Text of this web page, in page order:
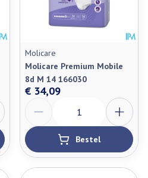
Molicare
Molicare Premium Mobile
8d M 14 166030
€ 34,09
Bestel